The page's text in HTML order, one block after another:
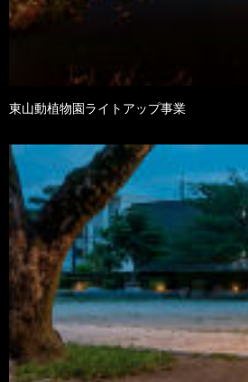
東山動植物園ライトアップ事業